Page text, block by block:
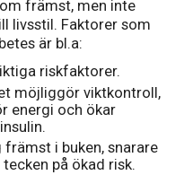
främst, men inte
livsstil. Faktorer som
är bl.a:
riskfaktorer.
möjliggör viktkontroll,
energi och ökar
i buken, snarare
på ökad risk.